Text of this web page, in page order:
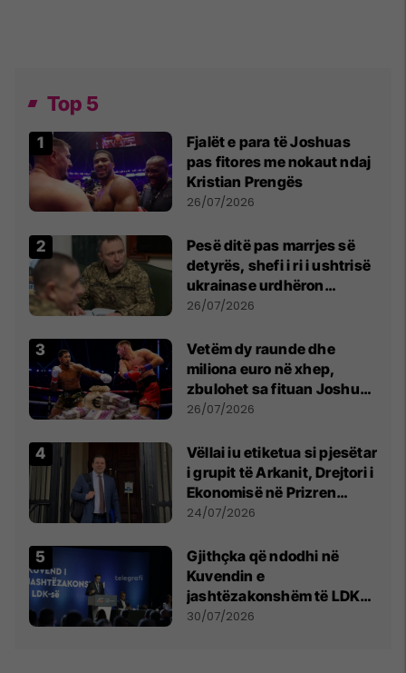
Top 5
Fjalët e para të Joshuas
pas fitores me nokaut ndaj
Kristian Prengës
26/07/2026
Pesë ditë pas marrjes së
detyrës, shefi i ri i ushtrisë
ukrainase urdhëron
kontroll të madh
26/07/2026
Vetëm dy raunde dhe
miliona euro në xhep,
zbulohet sa fituan Joshua
e Prenga
26/07/2026
Vëllai iu etiketua si pjesëtar
i grupit të Arkanit, Drejtori i
Ekonomisë në Prizren
mohon pretendimet
24/07/2026
Gjithçka që ndodhi në
Kuvendin e
jashtëzakonshëm të LDK-
së
30/07/2026